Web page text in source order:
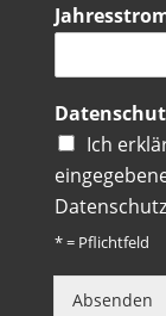
Ich
* = Pflichtfeld
Absenden